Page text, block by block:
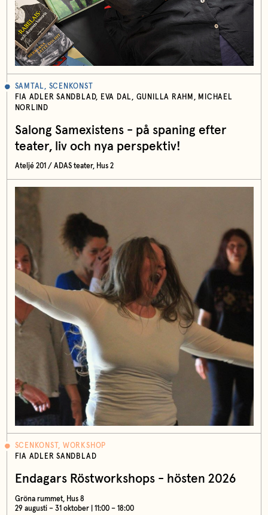
SAMTAL, SCENKONST
FIA ADLER SANDBLAD, EVA DAL, GUNILLA RAHM, MICHAEL
NORLIND
Salong Samexistens - på spaning efter
teater, liv och nya perspektiv!
Ateljé 201 / ADAS teater, Hus 2
SCENKONST, WORKSHOP
FIA ADLER SANDBLAD
Endagars Röstworkshops - hösten 2026
Gröna rummet, Hus 8
29 augusti – 31 oktober | 11:00 – 18:00